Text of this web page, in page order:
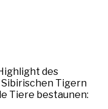
des
Tigern
Tiere bestaunen: